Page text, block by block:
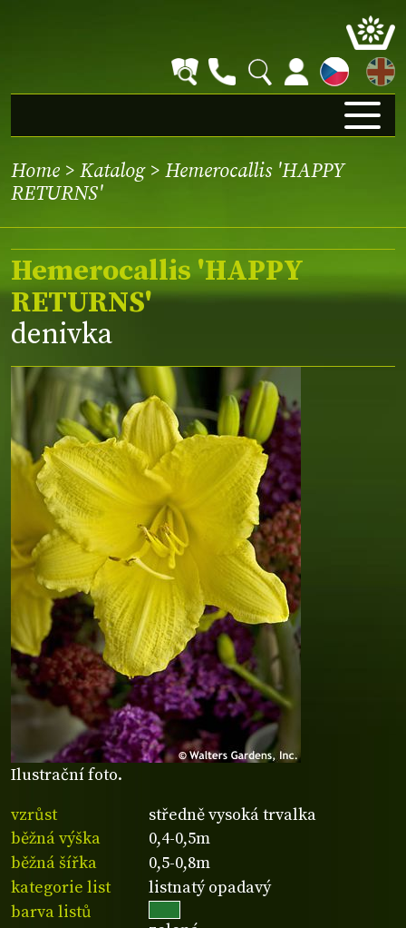
EN
Home > Katalog> Hemerocallis 'HAPPY
RETURNS'
Ilustrační foto.
Hemerocallis 'HAPPY
RETURNS'
denivka
vzrůst
středně vysoká trvalka
běžná výška
0,4-0,5m
běžná šířka
0,5-0,8m
kategorie list
listnatý opadavý
barva listů